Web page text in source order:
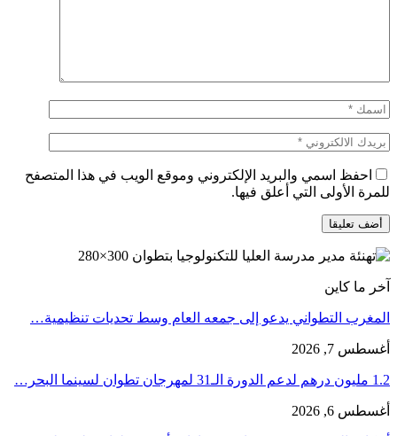
احفظ اسمي والبريد الإلكتروني وموقع الويب في هذا المتصفح
للمرة الأولى التي أعلق فيها.
آخر ما كاين
المغرب التطواني يدعو إلى جمعه العام وسط تحديات تنظيمية…
أغسطس 7, 2026
1.2 مليون درهم لدعم الدورة الـ31 لمهرجان تطوان لسينما البحر…
أغسطس 6, 2026